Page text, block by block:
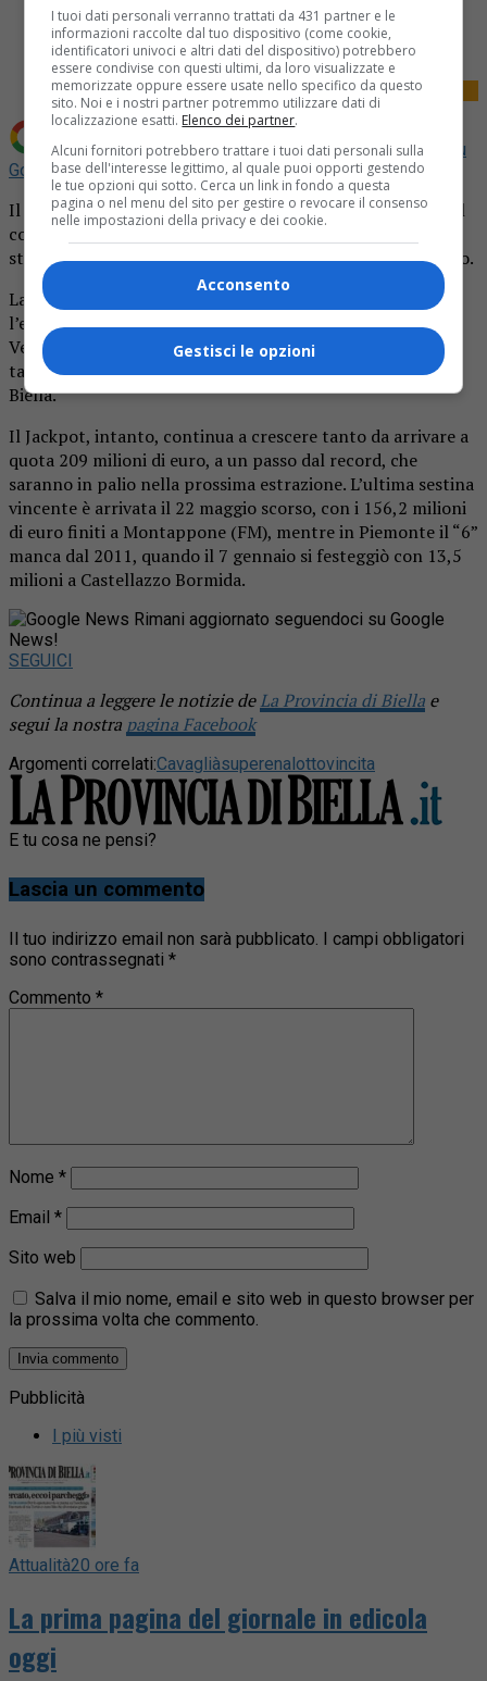
Share
Tweet
Aggiungi La Provincia di Biella come Fonte preferita su
Google
Il Piemonte torna a sorridere grazie al SuperEnalotto: nel
concorso del 21 maggio, come riporta Agipronews, sono
stati centrati due “5” del valore di 19.006,38 euro ciascuno.
La prima giocata vincente è stata registrata presso
l’esercizio di via Giotto 24 a Crescentino, in provincia di
Vercelli, mentre la seconda è stata convalidata la
tabaccheria di via Rondolino 39 a Cavaglià, in provincia di
Biella.
Il Jackpot, intanto, continua a crescere tanto da arrivare a
quota 209 milioni di euro, a un passo dal record, che
saranno in palio nella prossima estrazione. L’ultima sestina
vincente è arrivata il 22 maggio scorso, con i 156,2 milioni
di euro finiti a Montappone (FM), mentre in Piemonte il “6”
manca dal 2011, quando il 7 gennaio si festeggiò con 13,5
milioni a Castellazzo Bormida.
Rimani aggiornato seguendoci su Google
News!
SEGUICI
Continua a leggere le notizie deLa Provincia di Biella e
segui la nostra pagina Facebook
Argomenti correlati:Cavagliàsuperenalottovincita
E tu cosa ne pensi?
Lascia un commento
Il tuo indirizzo email non sarà pubblicato. I campi obbligatori
sono contrassegnati *
Commento *
Nome *
Email *
Sito web
Salva il mio nome, email e sito web in questo browser per
la prossima volta che commento.
Pubblicità
I più visti
Attualità20 ore fa
La prima pagina del giornale in edicola
oggi
I tuoi dati personali verranno trattati da 431 partner e le
informazioni raccolte dal tuo dispositivo (come cookie,
identificatori univoci e altri dati del dispositivo) potrebbero
essere condivise con questi ultimi, da loro visualizzate e
memorizzate oppure essere usate nello specifico da questo
sito. Noi e i nostri partner potremmo utilizzare dati di
localizzazione esatti. Elenco dei partner.
Alcuni fornitori potrebbero trattare i tuoi dati personali sulla
base dell'interesse legittimo, al quale puoi opporti gestendo
le tue opzioni qui sotto. Cerca un link in fondo a questa
pagina o nel menu del sito per gestire o revocare il consenso
nelle impostazioni della privacy e dei cookie.
Acconsento
Gestisci le opzioni